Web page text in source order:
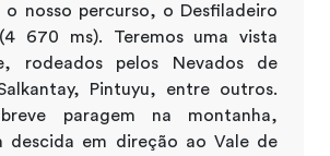
nosso percurso, o Desfiladeiro
670 ms). Teremos uma vista
rodeados pelos Nevados de
Pintuyu, entre outros.
paragem na montanha,
descida em direção ao Vale de